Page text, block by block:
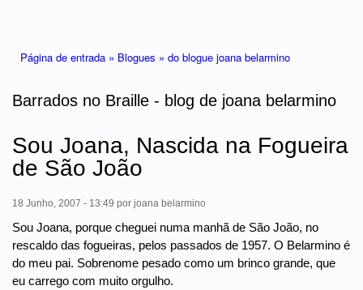
Página de entrada » Blogues » do blogue joana belarmino
Barrados no Braille - blog de joana belarmino
Sou Joana, Nascida na Fogueira
de São João
18 Junho, 2007 - 13:49 por joana belarmino
Sou Joana, porque cheguei numa manhã de São João, no
rescaldo das fogueiras, pelos passados de 1957. O Belarmino é
do meu pai. Sobrenome pesado como um brinco grande, que
eu carrego com muito orgulho.